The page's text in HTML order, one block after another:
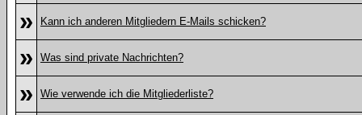
» Kann ich anderen Mitgliedern E-Mails schicken?
» Was sind private Nachrichten?
» Wie verwende ich die Mitgliederliste?